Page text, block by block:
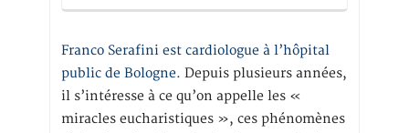
Franco Serafini est cardiologue à l’hôpital
public de Bologne. Depuis plusieurs années,
il s’intéresse à ce qu’on appelle les «
miracles eucharistiques », ces phénomènes